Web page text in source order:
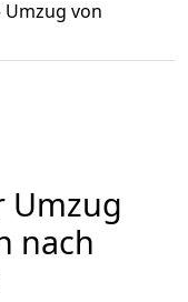
Umzug von
Umzug
nach